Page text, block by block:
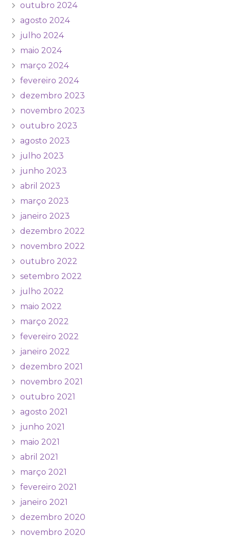
outubro 2024
agosto 2024
julho 2024
maio 2024
março 2024
fevereiro 2024
dezembro 2023
novembro 2023
outubro 2023
agosto 2023
julho 2023
junho 2023
abril 2023
março 2023
janeiro 2023
dezembro 2022
novembro 2022
outubro 2022
setembro 2022
julho 2022
maio 2022
março 2022
fevereiro 2022
janeiro 2022
dezembro 2021
novembro 2021
outubro 2021
agosto 2021
junho 2021
maio 2021
abril 2021
março 2021
fevereiro 2021
janeiro 2021
dezembro 2020
novembro 2020